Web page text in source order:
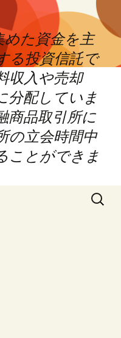
めた資金を主
る投資信託で
収入や売却
分配していま
商品取引所に
の立会時間中
ことができま
Search
for: